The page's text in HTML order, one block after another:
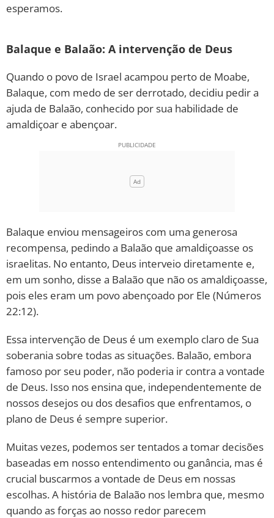
esperamos.
Balaque e Balaão: A intervenção de Deus
Quando o povo de Israel acampou perto de Moabe,
Balaque, com medo de ser derrotado, decidiu pedir a
ajuda de Balaão, conhecido por sua habilidade de
amaldiçoar e abençoar.
Balaque enviou mensageiros com uma generosa
recompensa, pedindo a Balaão que amaldiçoasse os
israelitas. No entanto, Deus interveio diretamente e,
em um sonho, disse a Balaão que não os amaldiçoasse,
pois eles eram um povo abençoado por Ele (Números
22:12).
Essa intervenção de Deus é um exemplo claro de Sua
soberania sobre todas as situações. Balaão, embora
famoso por seu poder, não poderia ir contra a vontade
de Deus. Isso nos ensina que, independentemente de
nossos desejos ou dos desafios que enfrentamos, o
plano de Deus é sempre superior.
Muitas vezes, podemos ser tentados a tomar decisões
baseadas em nosso entendimento ou ganância, mas é
crucial buscarmos a vontade de Deus em nossas
escolhas. A história de Balaão nos lembra que, mesmo
quando as forças ao nosso redor parecem